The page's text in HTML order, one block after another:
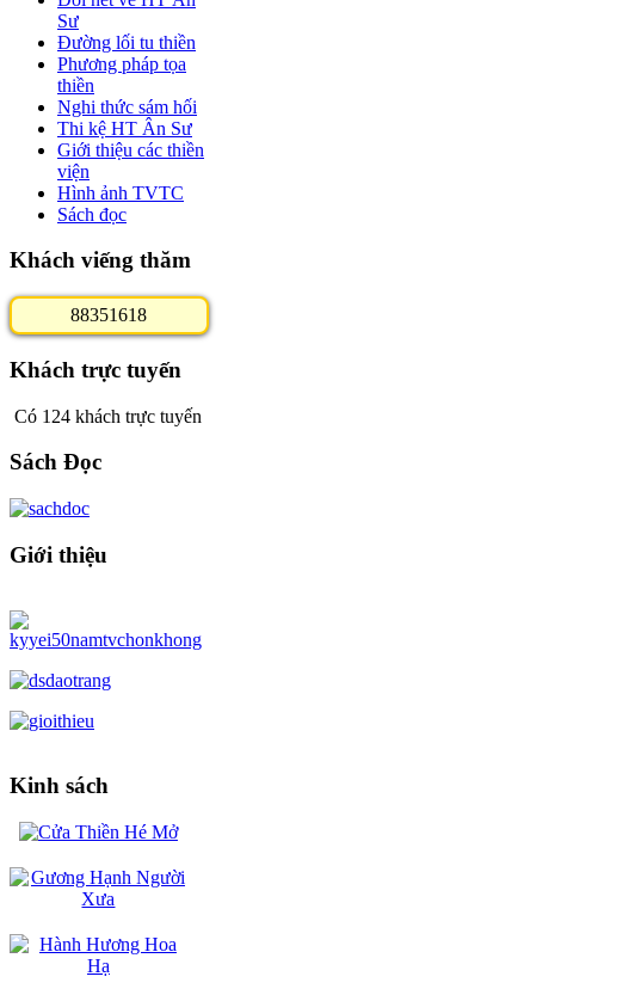
Sư
Đường lối tu thiền
Phương pháp tọa
thiền
Nghi thức sám hối
Thi kệ HT Ân Sư
Giới thiệu các thiền
viện
Hình ảnh TVTC
Sách đọc
Khách viếng thăm
88351618
Khách trực tuyến
Có 124 khách trực tuyến
Sách Đọc
Giới thiệu
Kinh sách